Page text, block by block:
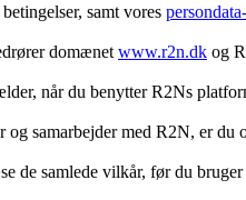
samt vores
domænet www.r2n.dk og
når du benytter R2Ns
og samarbejder med R2N, er
de samlede vilkår, før du